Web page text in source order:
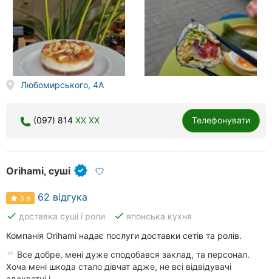
Любомирського, 4А
(097) 814 XX XX Телефонувати
Orihami, суші
3.9 62 відгука
done доставка суші і роли done японська кухня
Компанія Orihami надає послуги доставки сетів та ролів.
Все добре, мені дуже сподобався заклад, та персонал.
Хоча мені шкода стало дівчат адже, не всі відвідувачі